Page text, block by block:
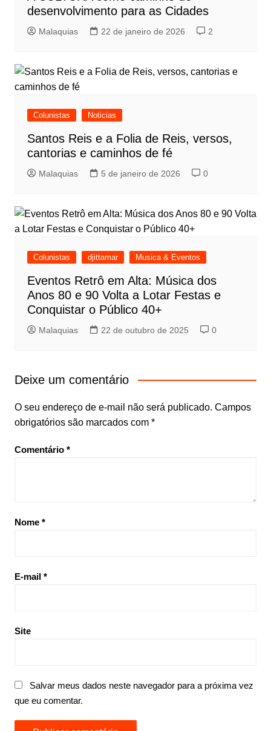
desenvolvimento para as Cidades
Malaquias 22 de janeiro de 2026 2
Colunistas Noticias
Santos Reis e a Folia de Reis, versos,
cantorias e caminhos de fé
Malaquias 5 de janeiro de 2026 0
Colunistas djittamar Musica & Eventos
Eventos Retrô em Alta: Música dos
Anos 80 e 90 Volta a Lotar Festas e
Conquistar o Público 40+
Malaquias 22 de outubro de 2025 0
Deixe um comentário
O seu endereço de e-mail não será publicado. Campos
obrigatórios são marcados com *
Comentário *
Nome *
E-mail *
Site
Salvar meus dados neste navegador para a próxima vez
que eu comentar.